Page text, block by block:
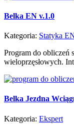
Belka EN v.1.0
Kategoria: Statyka
Program do obliczeń
wieloprzęsłowych.
Belka Jezdna
Kategoria: Ekspert